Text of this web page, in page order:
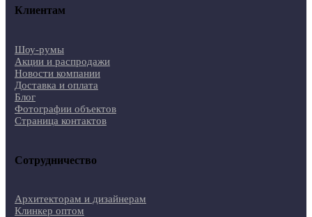
Клиентам
Шоу-румы
Акции и распродажи
Новости компании
Доставка и оплата
Блог
Фотографии объектов
Страница контактов
Сотрудничество
Архитекторам и дизайнерам
Клинкер оптом